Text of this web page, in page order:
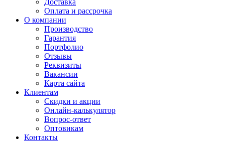
Доставка
Оплата и рассрочка
О компании
Производство
Гарантия
Портфолио
Отзывы
Реквизиты
Вакансии
Карта сайта
Клиентам
Скидки и акции
Онлайн-калькулятор
Вопрос-ответ
Оптовикам
Контакты